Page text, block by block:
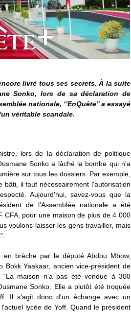
livré tous ses secrets. À la suite
Sonko, lors de sa déclaration de
nationale, ‘’EnQuête’’ a essayé
véritable scandale.
lors de la déclaration de politique
Sonko a lâché la bombe qui n'a
sur tous les dossiers. Par exemple,
il faut nécessairement l'autorisation
Aujourd'hui, savez-vous que la
de l'Assemblée nationale a été
CFA, pour une maison de plus de 4 000
voulons laisser les gens travailler, mais
brèche par le député Abdou Mbow,
Bokk Yaakaar, ancien vice-président de
“La maison n'a pas été vendue à 300
Sonko. Elle a plutôt été troquée
Il s'agit donc d'un échange avec un
lycée de Yoff. Quand le président